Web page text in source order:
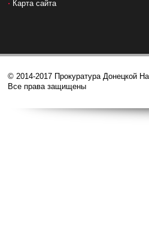
Карта сайта
© 2014-2017 Прокуратура Донецкой
Все права защищены